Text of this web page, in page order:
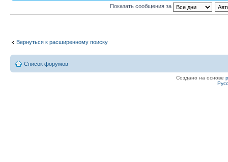
Показать сообщения за
Вернуться к расширенному поиску
Список форумов
Создано на основе